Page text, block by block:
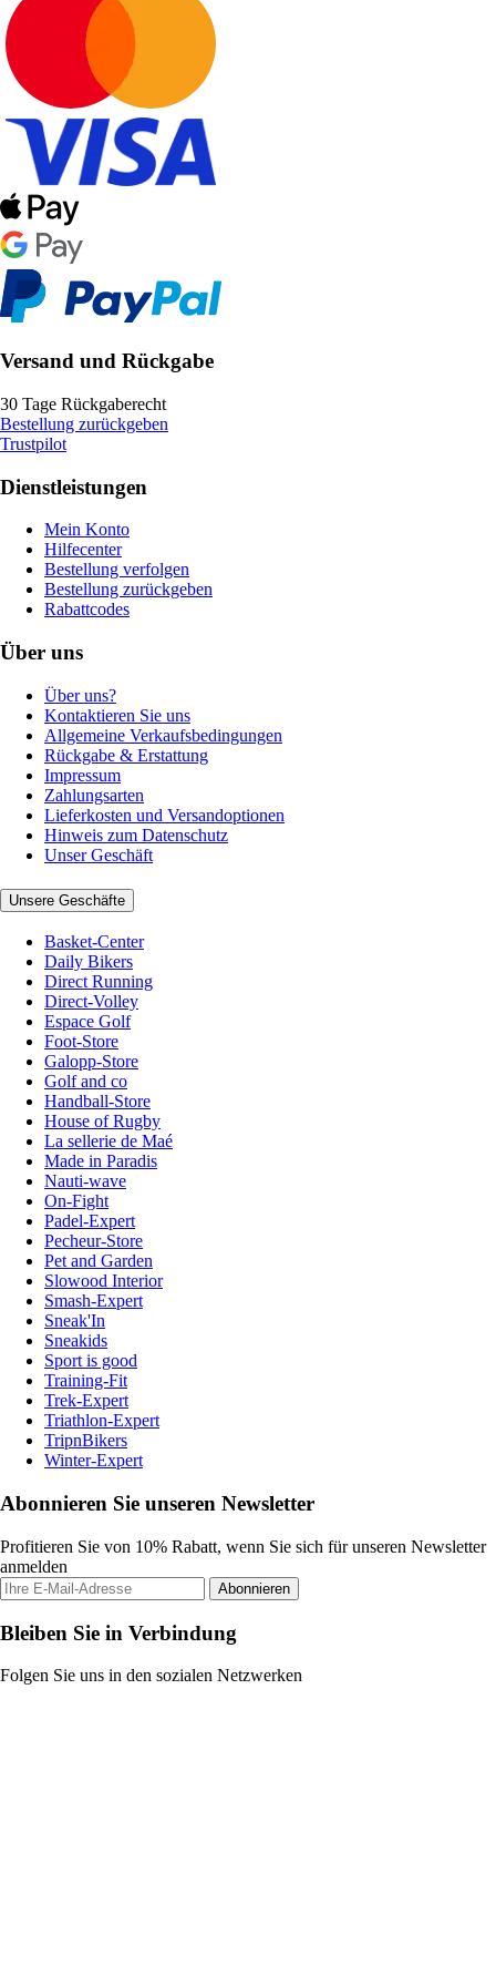
Versand und Rückgabe
30 Tage Rückgaberecht
Bestellung zurückgeben
Trustpilot
Dienstleistungen
Mein Konto
Hilfecenter
Bestellung verfolgen
Bestellung zurückgeben
Rabattcodes
Über uns
Über uns?
Kontaktieren Sie uns
Allgemeine Verkaufsbedingungen
Rückgabe & Erstattung
Impressum
Zahlungsarten
Lieferkosten und Versandoptionen
Hinweis zum Datenschutz
Unser Geschäft
Unsere Geschäfte
Basket-Center
Daily Bikers
Direct Running
Direct-Volley
Espace Golf
Foot-Store
Galopp-Store
Golf and co
Handball-Store
House of Rugby
La sellerie de Maé
Made in Paradis
Nauti-wave
On-Fight
Padel-Expert
Pecheur-Store
Pet and Garden
Slowood Interior
Smash-Expert
Sneak'In
Sneakids
Sport is good
Training-Fit
Trek-Expert
Triathlon-Expert
TripnBikers
Winter-Expert
Abonnieren Sie unseren Newsletter
Profitieren Sie von 10% Rabatt, wenn Sie sich für unseren Newsletter
anmelden
Abonnieren
Bleiben Sie in Verbindung
Folgen Sie uns in den sozialen Netzwerken